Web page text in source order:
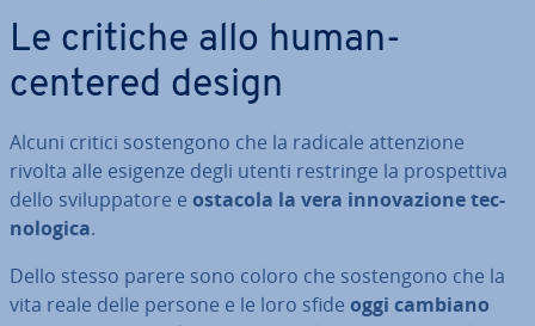
Le critiche allo human-
centered design
Alcuni critici so­sten­go­no che la radicale at­ten­zio­ne
rivolta alle esigenze degli utenti restringe la pro­spet­ti­va
dello svi­lup­pa­to­re e ostacola la vera in­no­va­zio­ne tec­
no­lo­gi­ca.
Dello stesso parere sono coloro che so­sten­go­no che la
vita reale delle persone e le loro sfide oggi cambiano